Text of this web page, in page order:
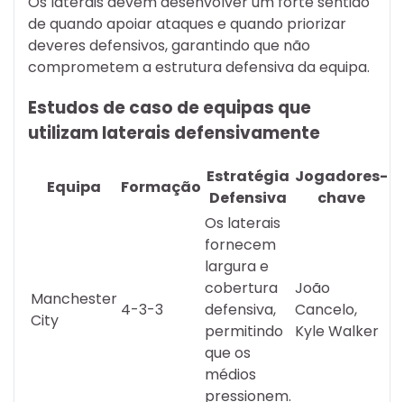
de quando apoiar ataques e quando priorizar
deveres defensivos, garantindo que não
comprometem a estrutura defensiva da equipa.
Estudos de caso de equipas que
utilizam laterais defensivamente
Equipa Formação
Estratégia
Defensiva
Jogadores-
chave
Manchester
City
4-3-3
Os laterais
fornecem
largura e
cobertura
defensiva,
permitindo
que os
médios
pressionem.
João
Cancelo,
Kyle Walker